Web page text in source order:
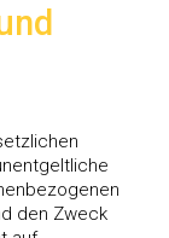
den Zweck